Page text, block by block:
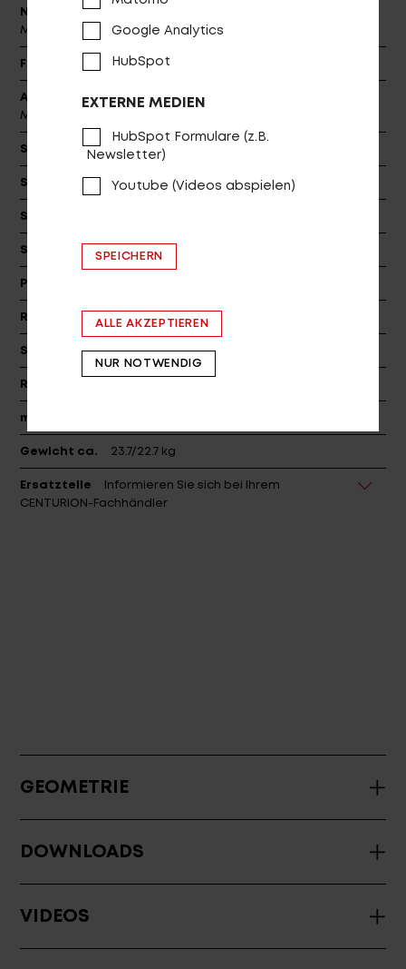
Naben
Shimano HB-M7110-B, 32H CL / Shimano FH-
M7110-B, 32H CL
Felge PROCRAFT by Alexrims MPD23, IW23
Achsen
SR Suntour Thru-axle 15x110 / Shimano AX-
MT500 12x148 mm
Speichen Stainless 2.0
Sattel PROCRAFT RACE
Sattelstützklemme
Sattelstütze PROCRAFT AL PRO DROP dia: 30.9
Pedale
Reifen (v) Schwalbe Smart Sam, 57-584/622, Reflex
Scheinwerfer Lezyne Power E115, 310 lm
Rücklicht
max. Gesamtgewicht
Gewicht ca. 23.7/22.7 kg
Ersatzteile
Informieren Sie sich bei Ihrem
CENTURION-Fachhändler
GEOMETRIE
DOWNLOADS
VIDEOS
Google Analytics
HubSpot
EXTERNE MEDIEN
HubSpot Formulare (z.B.
Newsletter)
Youtube (Videos abspielen)
SPEICHERN
ALLE AKZEPTIEREN
NUR NOTWENDIG